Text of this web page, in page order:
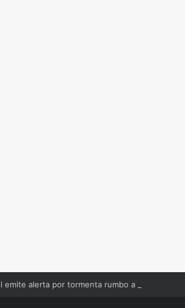
emite alerta por tormenta rumbo a Juárez